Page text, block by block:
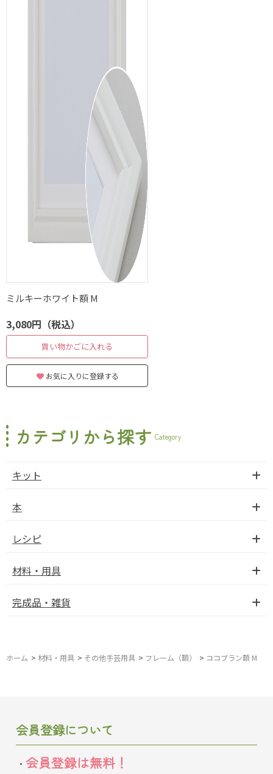
ミルキーホワイト額 M
3,080円（税込）
買い物かごに入れる
お気に入りに登録する
カテゴリから探す Category
キット
本
レシピ
材料・用具
完成品・雑貨
ホーム > 材料・用具 > その他手芸用具 > フレーム（額） > ココブラン額 M
会員登録について
会員登録は無料！